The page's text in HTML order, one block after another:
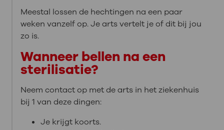
Meestal lossen de hechtingen na een paar
weken vanzelf op. Je arts vertelt je of dit bij jou
zo is.
Wanneer bellen na een
sterilisatie?
Neem contact op met de arts in het ziekenhuis
bij 1 van deze dingen:
Je krijgt koorts.